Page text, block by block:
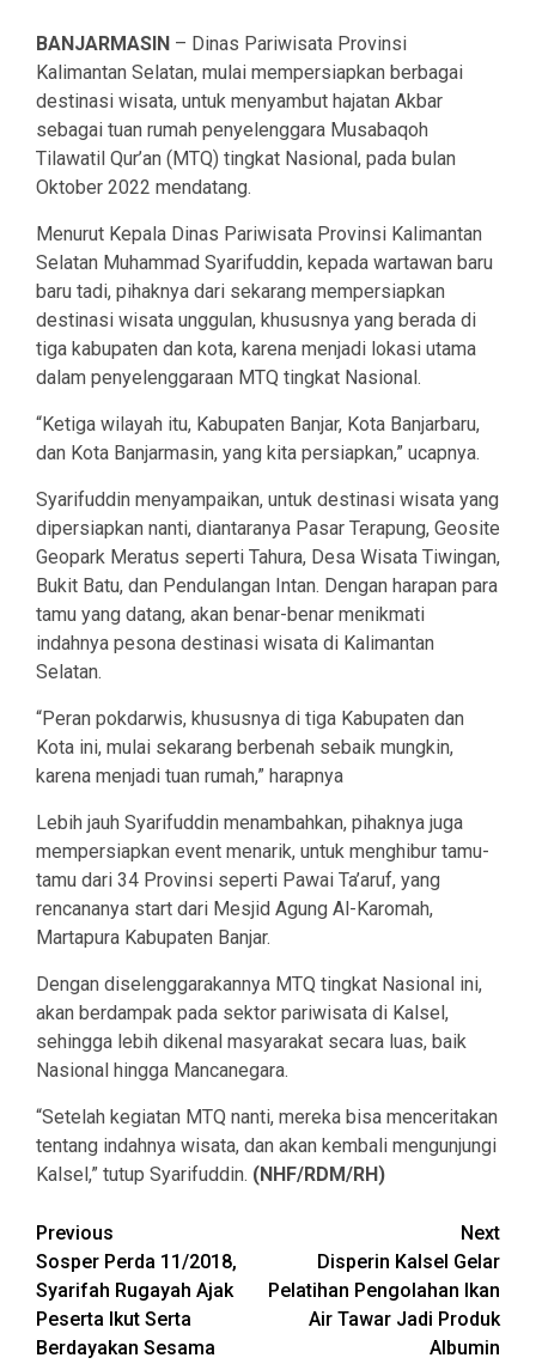
BANJARMASIN – Dinas Pariwisata Provinsi
Kalimantan Selatan, mulai mempersiapkan berbagai
destinasi wisata, untuk menyambut hajatan Akbar
sebagai tuan rumah penyelenggara Musabaqoh
Tilawatil Qur’an (MTQ) tingkat Nasional, pada bulan
Oktober 2022 mendatang.
Menurut Kepala Dinas Pariwisata Provinsi Kalimantan
Selatan Muhammad Syarifuddin, kepada wartawan baru
baru tadi, pihaknya dari sekarang mempersiapkan
destinasi wisata unggulan, khususnya yang berada di
tiga kabupaten dan kota, karena menjadi lokasi utama
dalam penyelenggaraan MTQ tingkat Nasional.
“Ketiga wilayah itu, Kabupaten Banjar, Kota Banjarbaru,
dan Kota Banjarmasin, yang kita persiapkan,” ucapnya.
Syarifuddin menyampaikan, untuk destinasi wisata yang
dipersiapkan nanti, diantaranya Pasar Terapung, Geosite
Geopark Meratus seperti Tahura, Desa Wisata Tiwingan,
Bukit Batu, dan Pendulangan Intan. Dengan harapan para
tamu yang datang, akan benar-benar menikmati
indahnya pesona destinasi wisata di Kalimantan
Selatan.
“Peran pokdarwis, khususnya di tiga Kabupaten dan
Kota ini, mulai sekarang berbenah sebaik mungkin,
karena menjadi tuan rumah,” harapnya
Lebih jauh Syarifuddin menambahkan, pihaknya juga
mempersiapkan event menarik, untuk menghibur tamu-
tamu dari 34 Provinsi seperti Pawai Ta’aruf, yang
rencananya start dari Mesjid Agung Al-Karomah,
Martapura Kabupaten Banjar.
Dengan diselenggarakannya MTQ tingkat Nasional ini,
akan berdampak pada sektor pariwisata di Kalsel,
sehingga lebih dikenal masyarakat secara luas, baik
Nasional hingga Mancanegara.
“Setelah kegiatan MTQ nanti, mereka bisa menceritakan
tentang indahnya wisata, dan akan kembali mengunjungi
Kalsel,” tutup Syarifuddin. (NHF/RDM/RH)
Continue
Reading
Previous
Sosper Perda 11/2018,
Syarifah Rugayah Ajak
Peserta Ikut Serta
Berdayakan Sesama
Next
Disperin Kalsel Gelar
Pelatihan Pengolahan Ikan
Air Tawar Jadi Produk
Albumin